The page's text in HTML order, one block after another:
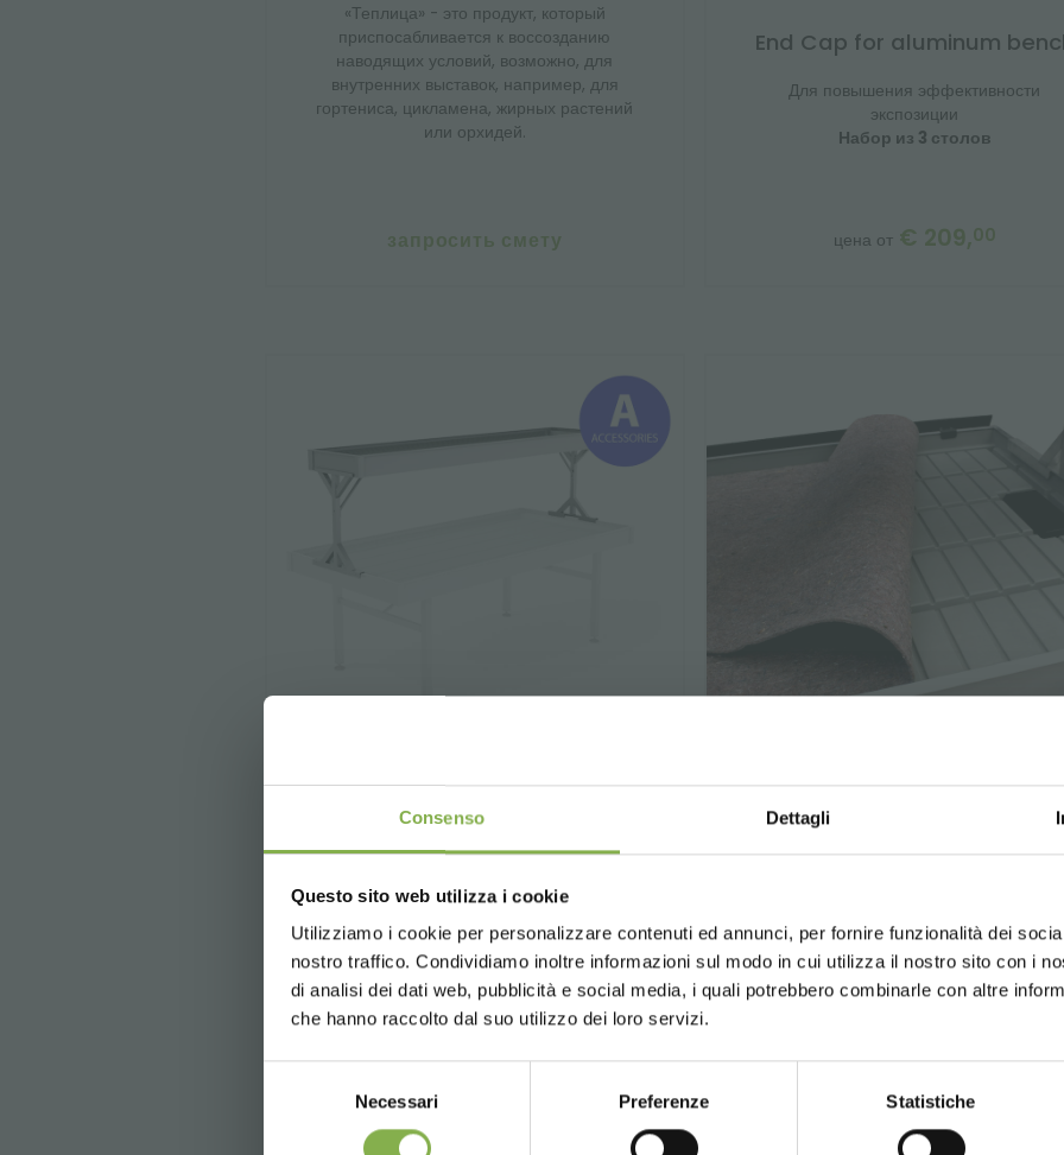
Consenso Dettagli
Questo sito web utilizza i cookie
Utilizziamo i cookie per personalizzare contenuti ed annunci, per fornire funzionalità dei
nostro traffico. Condividiamo inoltre informazioni sul modo in cui utilizza il nostro sito con i
di analisi dei dati web, pubblicità e social media, i quali potrebbero combinarle con altre
che hanno raccolto dal suo utilizzo dei loro servizi.
Necessari Preferenze Statistiche
«Теплица» - это продукт, который
приспосабливается к воссозданию
наводящих условий, возможно, для
внутренних выставок, например, для
гортениса, цикламена, жирных растений
или орхидей.
запросить смету
End Cap for aluminum
Для повышения эффективности
экспозиции
Набор из 3 столов
цена от € 209,00
Алюминиевая надставка
оптимизации выставочных пространств по
высоте.
цена от € 209,00
капилярные маты
€ 7,90
UNITED STATES ENGLISH
CONTINUE